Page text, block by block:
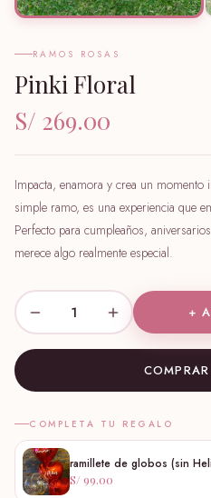
RAMOS ROSAS
Pinki Floral
S/ 269.00
Impacta, enamora y crea un
simple ramo, es una experiencia que
Perfecto para cumpleaños,
merece algo realmente especial.
1 +
COMPLETA TU REGALO
ramillete de globos (sin
S/ 99.00